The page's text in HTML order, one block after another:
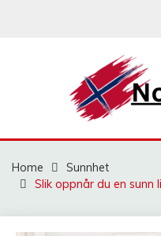
Home
Sunnhet
Slik oppnår du en sunn